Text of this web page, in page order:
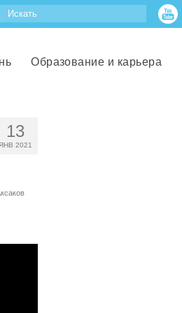
Образование и карьера
13
ЯНВ 2021